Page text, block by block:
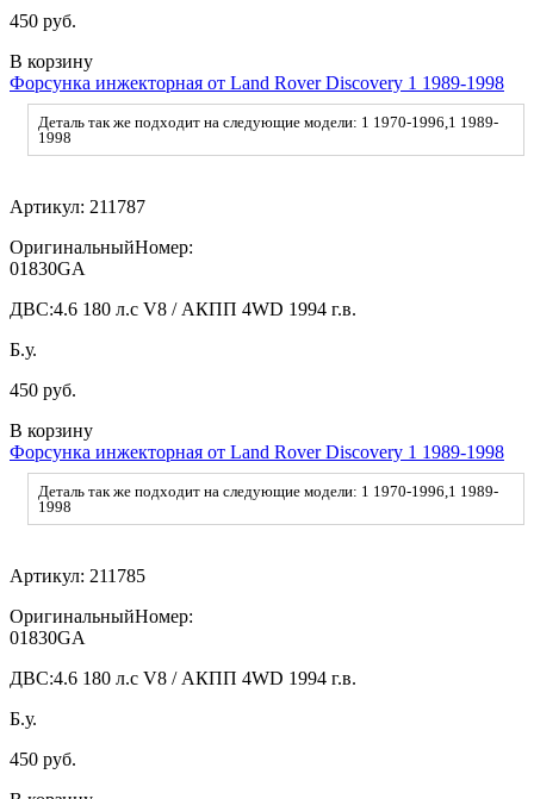
450 руб.
В корзину
Форсунка инжекторная от Land Rover Discovery 1 1989-1998
Деталь так же подходит на следующие модели: 1 1970-1996,1 1989-
1998
Артикул: 211787
ОригинальныйНомер:
01830GA
ДВС:4.6 180 л.с V8 / АКПП 4WD 1994 г.в.
Б.у.
450 руб.
В корзину
Форсунка инжекторная от Land Rover Discovery 1 1989-1998
Деталь так же подходит на следующие модели: 1 1970-1996,1 1989-
1998
Артикул: 211785
ОригинальныйНомер:
01830GA
ДВС:4.6 180 л.с V8 / АКПП 4WD 1994 г.в.
Б.у.
450 руб.